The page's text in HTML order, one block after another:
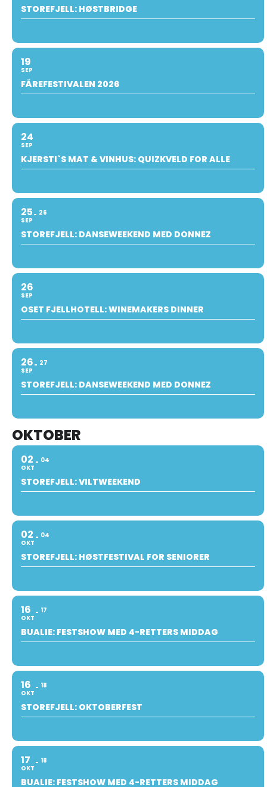
STOREFJELL: HØSTBRIDGE
19
SEP
FÅREFESTIVALEN 2026
24
SEP
KJERSTI`S MAT & VINHUS: QUIZKVELD FOR ALLE
25
SEP
26
STOREFJELL: DANSEWEEKEND MED DONNEZ
26
SEP
OSET FJELLHOTELL: WINEMAKERS DINNER
26
SEP
27
STOREFJELL: DANSEWEEKEND MED DONNEZ
OKTOBER
02
OKT
04
STOREFJELL: VILTWEEKEND
02
OKT
04
STOREFJELL: HØSTFESTIVAL FOR SENIORER
16
OKT
17
BUALIE: FESTSHOW MED 4-RETTERS MIDDAG
16
OKT
18
STOREFJELL: OKTOBERFEST
17
OKT
18
BUALIE: FESTSHOW MED 4-RETTERS MIDDAG